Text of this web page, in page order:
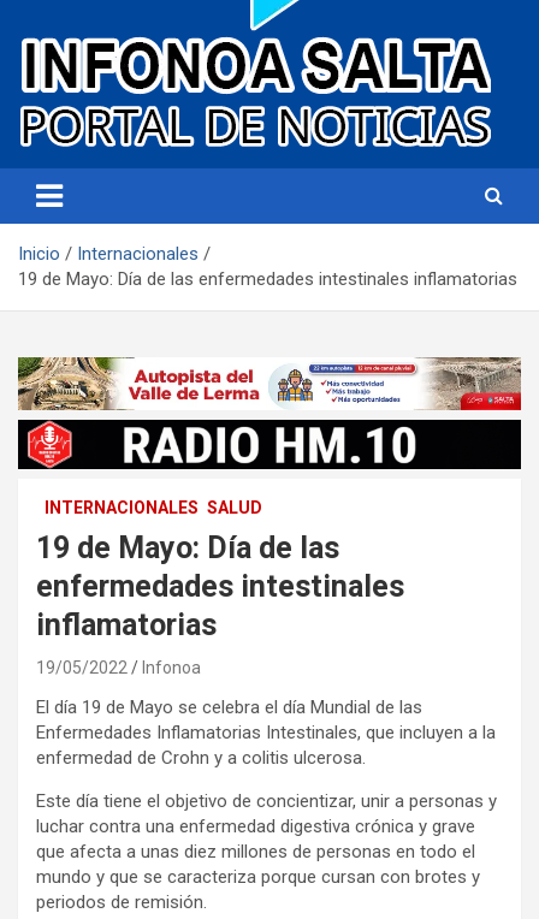
Infonoa Salta
Inicio
Internacionales
19 de Mayo: Día de las enfermedades intestinales inflamatorias
INTERNACIONALES SALUD
19 de Mayo: Día de las
enfermedades intestinales
inflamatorias
19/05/2022 Infonoa
El día 19 de Mayo se celebra el día Mundial de las
Enfermedades Inflamatorias Intestinales, que incluyen a la
enfermedad de Crohn y a colitis ulcerosa.
Este día tiene el objetivo de concientizar, unir a personas y
luchar contra una enfermedad digestiva crónica y grave
que afecta a unas diez millones de personas en todo el
mundo y que se caracteriza porque cursan con brotes y
periodos de remisión.